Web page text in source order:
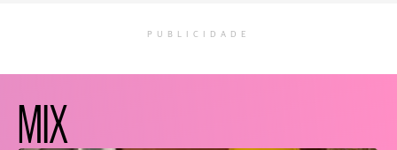
PUBLICIDADE
MIX